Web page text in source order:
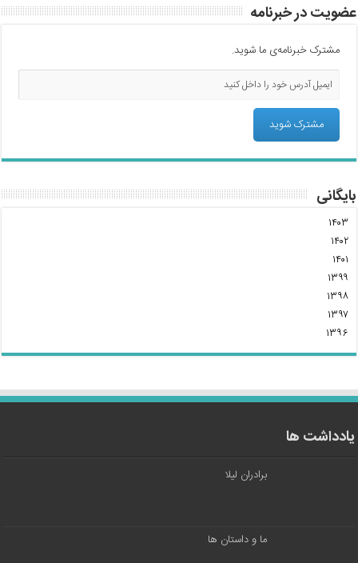
عضویت در خبرنامه
مشترک خبرنامه‌ی ما شوید.
بایگانی
۱۴۰۳
۱۴۰۲
۱۴۰۱
۱۳۹۹
۱۳۹۸
۱۳۹۷
۱۳۹۶
یادداشت ها
برادران لیلا
ما و داستان ها